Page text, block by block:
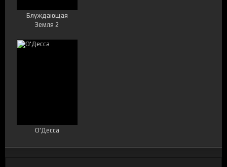
Блуждающая
Земля 2
О'Десса